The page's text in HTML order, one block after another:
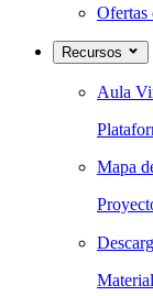
Ofertas
Recursos
Aula
Mapa